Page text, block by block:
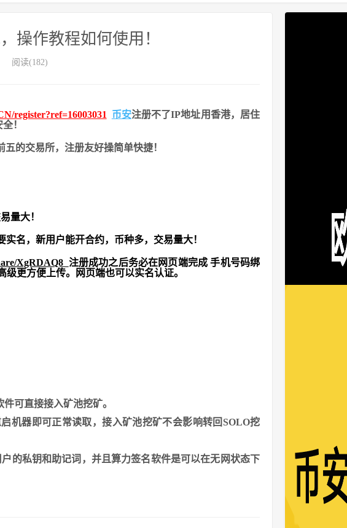
操作教程如何使用！
阅读(182)
register?ref=16003031 币安注册不了IP地址用香港，居住
！
的交易所，注册友好操简单快捷！
量大！
名，新用户能开合约， 币种多，交易量大！
XgRDAQ8 注册成功之后务必在网页端完成 手机号码绑
更方便上传。网页端也可以实名认证。
可直接接⼊矿池挖矿。
机器即可正常读取，接⼊矿池挖矿不会影响转回SOLO挖
的私钥和助记词，并且算⼒签名软件是可以在⽆⽹状态下